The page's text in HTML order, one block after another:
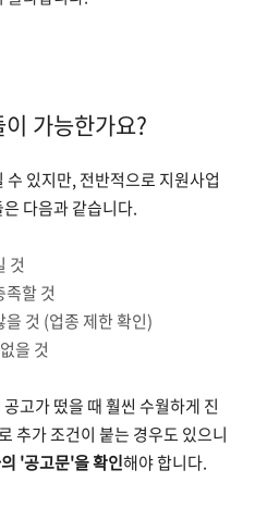
가능한가요?
있지만, 전반적으로 지원사업
다음과 같습니다.
것
족할 것
것 (업종 제한 확인)
을 것
고가 떴을 때 훨씬 수월하게 진
추가 조건이 붙는 경우도 있으니
'공고문'을 확인해야 합니다.